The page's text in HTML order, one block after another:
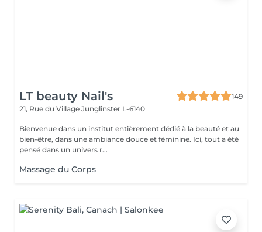
LT beauty Nail's
149
21, Rue du Village Junglinster L-6140
Bienvenue dans un institut entièrement dédié à la beauté et au
bien-être, dans une ambiance douce et féminine. Ici, tout a été
pensé dans un univers r...
Massage du Corps